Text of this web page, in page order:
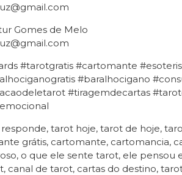
Gomes de Melo
#tarotgratis #cartomante
#baralhocigano
#tiragemdecartas
tarot hoje, tarot de hoje,
grátis, cartomante, cartomancia,
o que ele sente tarot, ele pensou
canal de tarot, cartas do destino,